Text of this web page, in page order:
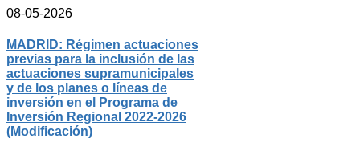
08-05-2026
MADRID: Régimen actuaciones
previas para la inclusión de las
actuaciones supramunicipales
y de los planes o líneas de
inversión en el Programa de
Inversión Regional 2022-2026
(Modificación)